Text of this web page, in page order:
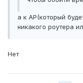
а к AP(который
никакого роутера
Нет